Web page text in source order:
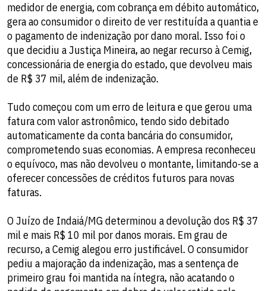
medidor de energia, com cobrança em débito automático,
gera ao consumidor o direito de ver restituída a quantia e
o pagamento de indenização por dano moral. Isso foi o
que decidiu a Justiça Mineira, ao negar recurso à Cemig,
concessionária de energia do estado, que devolveu mais
de R$ 37 mil, além de indenização.
Tudo começou com um erro de leitura e que gerou uma
fatura com valor astronômico, tendo sido debitado
automaticamente da conta bancária do consumidor,
comprometendo suas economias. A empresa reconheceu
o equívoco, mas não devolveu o montante, limitando-se a
oferecer concessões de créditos futuros para novas
faturas.
O Juízo de Indaiá/MG determinou a devolução dos R$ 37
mil e mais R$ 10 mil por danos morais. Em grau de
recurso, a Cemig alegou erro justificável. O consumidor
pediu a majoração da indenização, mas a sentença de
primeiro grau foi mantida na íntegra, não acatando o